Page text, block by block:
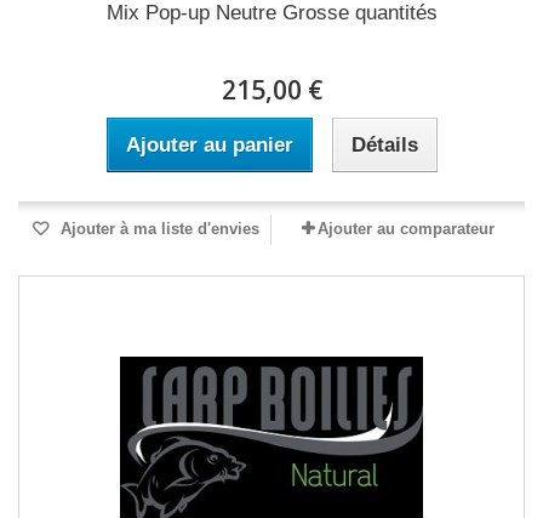
Mix Pop-up Neutre Grosse quantités
215,00 €
Ajouter au panier Détails
Ajouter à ma liste d'envies Ajouter au comparateur